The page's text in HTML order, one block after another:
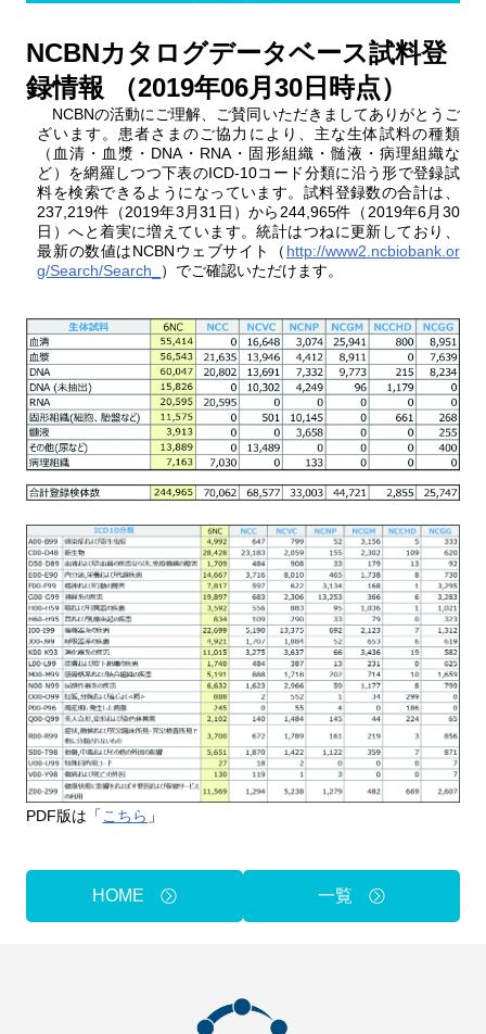
NCBNカタログデータベース試料登
録情報 （2019年06月30日時点）
NCBNの活動にご理解、ご賛同いただきましてありがとうご
ざいます。患者さまのご協力により、主な生体試料の種類
（血清・血漿・DNA・RNA・固形組織・髄液・病理組織な
ど）を網羅しつつ下表のICD-10コード分類に沿う形で登録試
料を検索できるようになっています。試料登録数の合計は、
237,219件（2019年3月31日）から244,965件（2019年6月30
日）へと着実に増えています。統計はつねに更新しており、
最新の数値はNCBNウェブサイト（ http://www2.ncbiobank.or
g/Search/Search_ ）でご確認いただけます。
PDF版は「 こちら 」
HOME 一覧